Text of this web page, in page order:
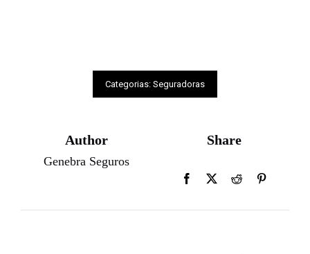
Categorias: Seguradoras
Author
Genebra Seguros
Share